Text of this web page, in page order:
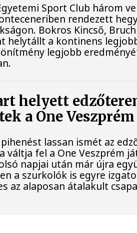
Sport Club három
rendezett
Bokros Kincső,
helytállt a kontinens
legjobb
helyett
a One
lassan ismét az
váltja fel a One Veszprém
napjai után már újra
a szurkolók is egyre
az alaposan átalakult